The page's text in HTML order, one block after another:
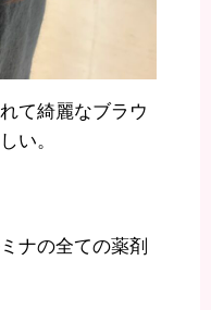
て綺麗なブラウ
い。
ナの全ての薬剤